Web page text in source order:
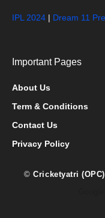
IPL 2024 | Dream 11
Important Pages
About Us
Term & Conditions
Contact Us
Privacy Policy
©Cricketyatri